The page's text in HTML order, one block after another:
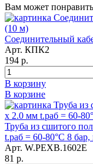
Вам может
Соединительный
Арт. КПК2
194 р.
В корзину
В корзине
Труба из сшитого
t.раб = 60-80°C 8
Арт. W.PEXB.1602E
81 р.